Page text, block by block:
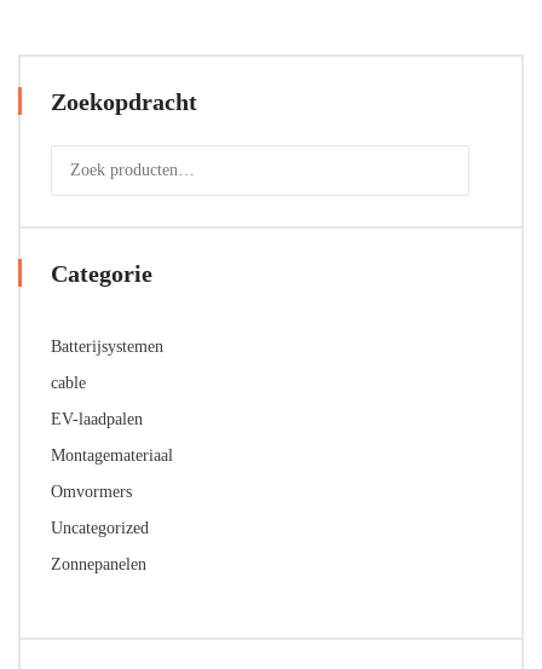
Zoekopdracht
Categorie
Batterijsystemen
cable
EV-laadpalen
Montagemateriaal
Omvormers
Uncategorized
Zonnepanelen